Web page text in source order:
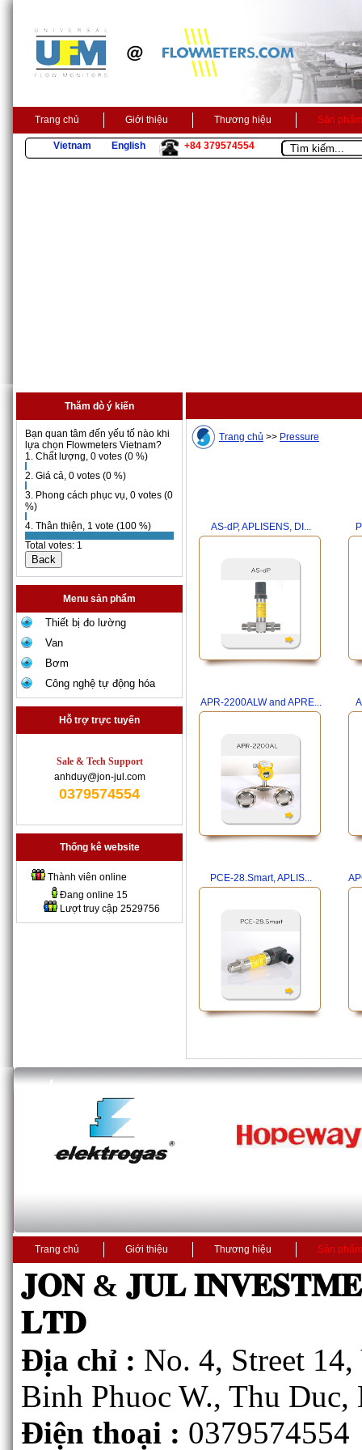
Trang chủ Giới thiệu Thương hiệu Sản phẩm
Vietnam English +84 379574554
Thăm dò ý kiến
Bạn quan tâm đến yếu tố nào khi
lựa chọn Flowmeters Vietnam?
1. Chất lượng, 0 votes (0 %)
2. Giá cả, 0 votes (0 %)
3. Phong cách phục vụ, 0 votes (0
%)
4. Thân thiện, 1 vote (100 %)
Total votes: 1
Menu sản phẩm
Thiết bị đo lường
Van
Bơm
Công nghệ tự động hóa
Hỗ trợ trực tuyến
Sale & Tech Support
anhduy@jon-jul.com
0379574554
Thống kê website
Thành viên online
Đang online 15
Lượt truy cập 2529756
Trang chủ >> Pressure
AS-dP, APLISENS, DI...
APR-2200ALW and APRE...
PCE-28.Smart, APLIS...
Trang chủ Giới thiệu Thương hiệu Sản phẩm
𝐉𝐎𝐍 & 𝐉𝐔𝐋
𝐋𝐓𝐃
Địa chỉ : No. 4, Street
Binh Phuoc W., Thu
Điện thoại : 0379574554